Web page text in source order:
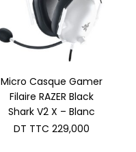
Micro Casque Gamer
Filaire RAZER Black
Shark V2 X – Blanc
DT TTC 229,000